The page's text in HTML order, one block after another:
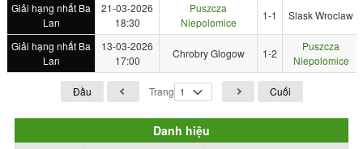
Giải hạng nhất Ba
Lan
21-03-2026
18:30
Puszcza
Niepolomice
1-1 Slask Wroclaw
Giải hạng nhất Ba
Lan
13-03-2026
17:00
Chrobry Glogow 1-2
Puszcza
Niepolomice
Đầu Trang Cuối
Danh hiệu